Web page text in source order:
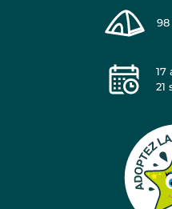
98
17
21